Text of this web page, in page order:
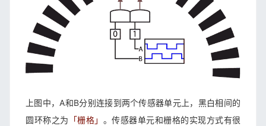
上图中，A和B分别连接到两个传感器单元上，黑白相间的
圆环称之为 「栅格」 。传感器单元和栅格的实现方式有很